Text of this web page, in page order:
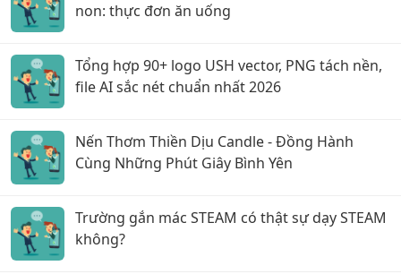
non: thực đơn ăn uống
Tổng hợp 90+ logo USH vector, PNG tách nền,
file AI sắc nét chuẩn nhất 2026
Nến Thơm Thiền Dịu Candle - Đồng Hành
Cùng Những Phút Giây Bình Yên
Trường gắn mác STEAM có thật sự dạy STEAM
không?